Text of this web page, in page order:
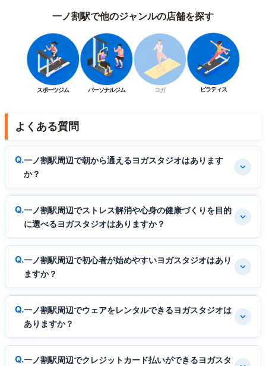
一ノ割駅で他のジャンルの店舗を探す
スポーツジム パーソナルジム ヨガ ピラティス
よくある質問
一ノ割駅周辺で朝から通えるヨガスタジオはあります
か？
一ノ割駅周辺でストレス解消や心身の健康づくりを目的
に選べるヨガスタジオはありますか？
一ノ割駅周辺で初心者が始めやすいヨガスタジオはあり
ますか？
一ノ割駅周辺でウェアをレンタルできるヨガスタジオは
ありますか？
一ノ割駅周辺でクレジットカード払いができるヨガスタ